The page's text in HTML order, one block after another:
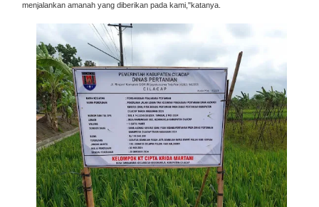
menjalankan amanah yang diberikan pada kami,"katanya.